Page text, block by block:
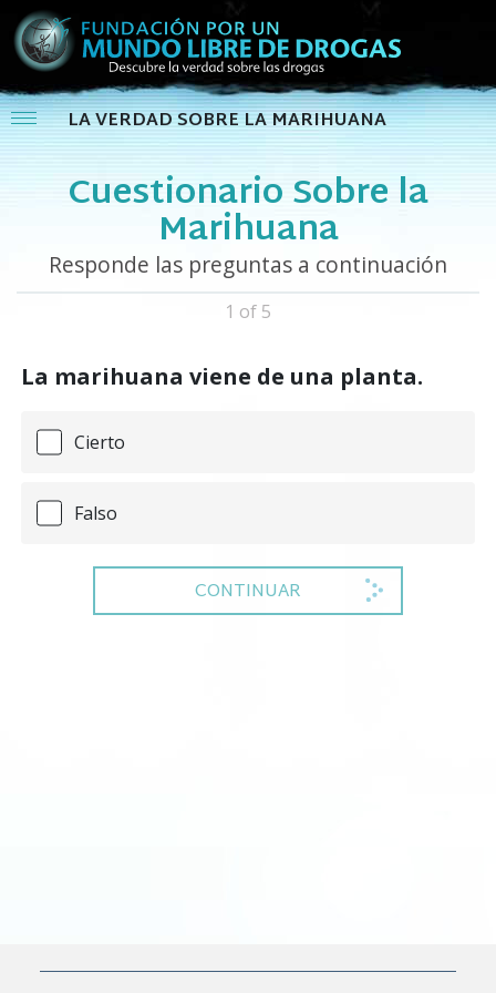
LA VERDAD SOBRE LA MARIHUANA
Cuestionario Sobre la
Marihuana
Responde las preguntas a continuación
1 of 5
La marihuana viene de una planta.
Cierto
Falso
CONTINUAR